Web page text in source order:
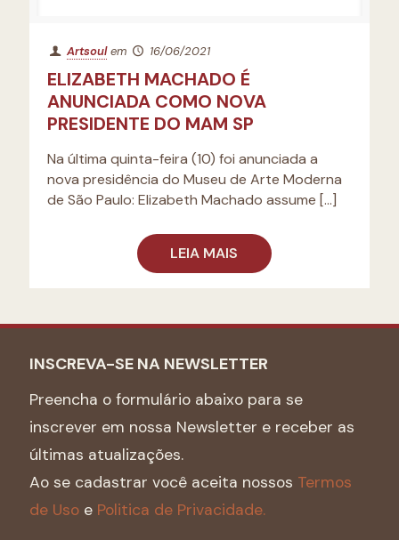
Artsoul em 16/06/2021
ELIZABETH MACHADO É
ANUNCIADA COMO NOVA
PRESIDENTE DO MAM SP
Na última quinta-feira (10) foi anunciada a
nova presidência do Museu de Arte Moderna
de São Paulo: Elizabeth Machado assume […]
LEIA MAIS
INSCREVA-SE NA NEWSLETTER
Preencha o formulário abaixo para se
inscrever em nossa Newsletter e receber as
últimas atualizações.
Ao se cadastrar você aceita nossos Termos
de Uso e Politica de Privacidade.